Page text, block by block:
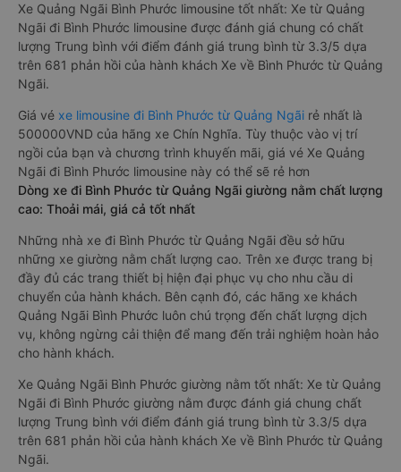
Xe Quảng Ngãi Bình Phước limousine tốt nhất: Xe từ Quảng
Ngãi đi Bình Phước limousine được đánh giá chung có chất
lượng Trung bình với điểm đánh giá trung bình từ 3.3/5 dựa
trên 681 phản hồi của hành khách Xe về Bình Phước từ Quảng
Ngãi.
Giá vé xe limousine đi Bình Phước từ Quảng Ngãi rẻ nhất là
500000VND của hãng xe Chín Nghĩa. Tùy thuộc vào vị trí
ngồi của bạn và chương trình khuyến mãi, giá vé Xe Quảng
Ngãi đi Bình Phước limousine này có thể sẽ rẻ hơn
Dòng xe đi Bình Phước từ Quảng Ngãi giường nằm chất lượng
cao: Thoải mái, giá cả tốt nhất
Những nhà xe đi Bình Phước từ Quảng Ngãi đều sở hữu
những xe giường nằm chất lượng cao. Trên xe được trang bị
đầy đủ các trang thiết bị hiện đại phục vụ cho nhu cầu di
chuyển của hành khách. Bên cạnh đó, các hãng xe khách
Quảng Ngãi Bình Phước luôn chú trọng đến chất lượng dịch
vụ, không ngừng cải thiện để mang đến trải nghiệm hoàn hảo
cho hành khách.
Xe Quảng Ngãi Bình Phước giường nằm tốt nhất: Xe từ Quảng
Ngãi đi Bình Phước giường nằm được đánh giá chung chất
lượng Trung bình với điểm đánh giá trung bình từ 3.3/5 dựa
trên 681 phản hồi của hành khách Xe về Bình Phước từ Quảng
Ngãi.